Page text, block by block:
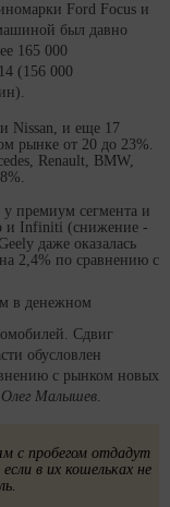
Ford Focus и
был давно
165 000
(156 000
Nissan, и еще 17
рынке от 20 до 23%.
Renault, BMW,
премиум сегмента и
и Infiniti (снижение -
даже оказалась
2,4% по сравнению с
в денежном
Сдвиг
обусловлен
с рынком новых
Олег Малышев.
с пробегом отдадут
в их кошельках не